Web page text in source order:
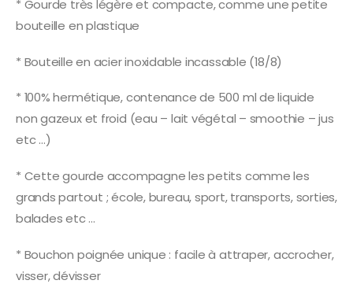
* Gourde très légère et compacte, comme une petite
bouteille en plastique
* Bouteille en acier inoxidable incassable (18/8)
* 100% hermétique, contenance de 500 ml de liquide
non gazeux et froid (eau – lait végétal – smoothie – jus
etc …)
* Cette gourde accompagne les petits comme les
grands partout ; école, bureau, sport, transports, sorties,
balades etc …
* Bouchon poignée unique : facile à attraper, accrocher,
visser, dévisser